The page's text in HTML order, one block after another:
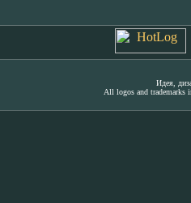
Идея,
All logos and trademarks